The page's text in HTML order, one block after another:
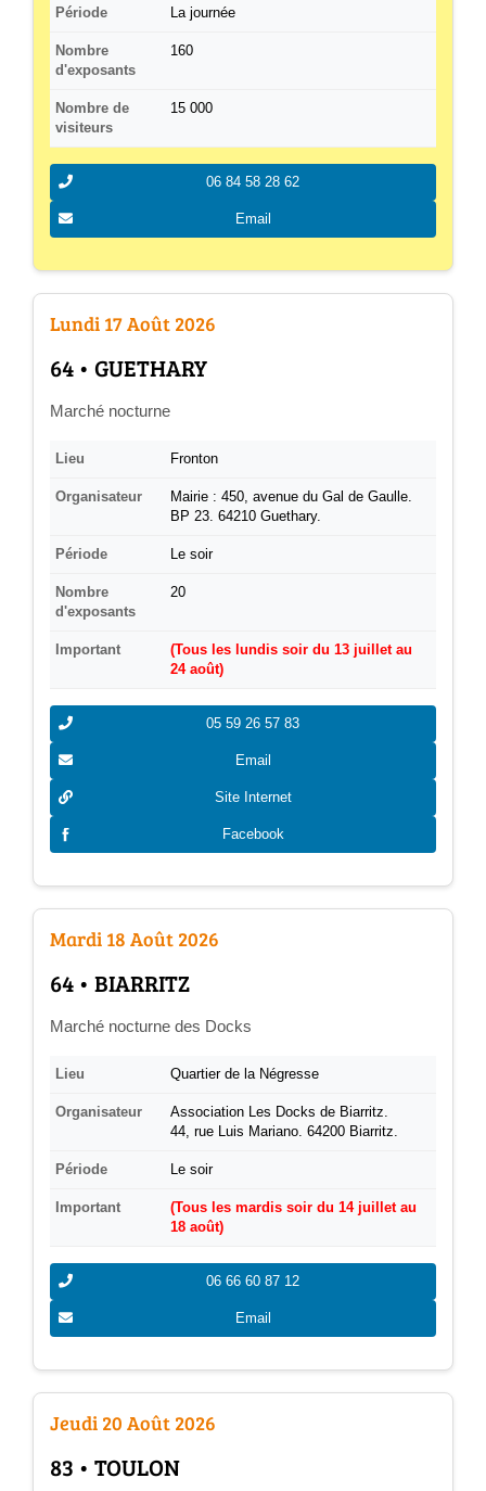
Période La journée
Nombre
d'exposants
160
Nombre de
visiteurs
15 000
06 84 58 28 62
Email
Lundi 17 Août 2026
­64 • GUETHARY
Marché nocturne
Lieu Fronton
Organisateur
Mairie : 450, avenue du Gal de Gaulle.
BP 23. 64210 Guethary.
Période Le soir
Nombre
d'exposants
20
Important
(Tous les lundis soir du 13 juillet au
24 août)
05 59 26 57 83
Email
Site Internet
Facebook
Mardi 18 Août 2026
­64 • BIARRITZ
Marché nocturne des Docks
Lieu Quartier de la Négresse
Organisateur
Association Les Docks de Biarritz.
44, rue Luis Mariano. 64200 Biarritz.
Période Le soir
Important
(Tous les mardis soir du 14 juillet au
18 août)
06 66 60 87 12
Email
Jeudi 20 Août 2026
­83 • TOULON